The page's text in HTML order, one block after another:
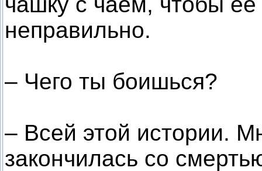
неправильно.
– Чего ты боишься?
– Всей этой истории.
закончилась со